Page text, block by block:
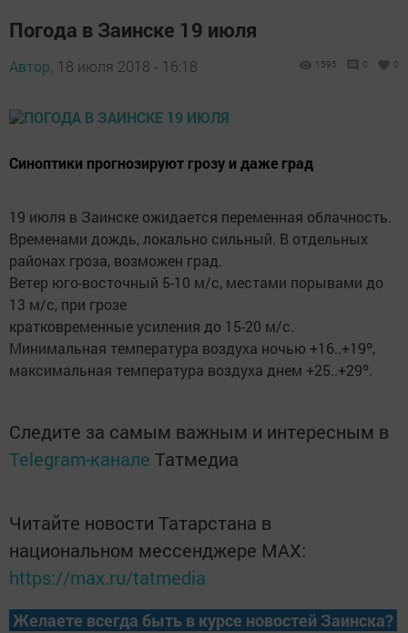
Погода в Заинске 19 июля
Автор, 18 июля 2018 - 16:18 1595 0 0
Синоптики прогнозируют грозу и даже град
19 июля в Заинске ожидается переменная облачность.
Временами дождь, локально сильный. В отдельных
районах гроза, возможен град.
Ветер юго-восточный 5-10 м/с, местами порывами до
13 м/с, при грозе
кратковременные усиления до 15-20 м/с.
Минимальная температура воздуха ночью +16..+19º,
максимальная температура воздуха днем +25..+29º.
Следите за самым важным и интересным в
Telegram-канале Татмедиа
Читайте новости Татарстана в
национальном мессенджере MАХ:
https://max.ru/tatmedia
Желаете всегда быть в курсе новостей Заинска?